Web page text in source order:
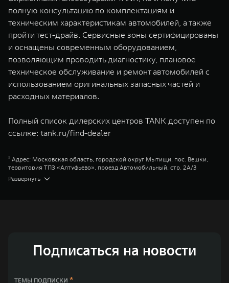
полную консультацию по комплектациям и
техническим характеристикам автомобилей, а также
пройти тест-драйв. Сервисные зоны сертифицированы
и оснащены современным оборудованием,
позволяющим проводить диагностику, плановое
техническое обслуживание и ремонт автомобилей с
использованием оригинальных запасных частей и
расходных материалов.
Полный список дилерских центров TANK доступен по
ссылке: tank.ru/find-dealer
¹ Адрес: Московская область, городской округ Мытищи, пос. Вешки,
территория ТПЗ «Алтуфьево», проезд Автомобильный, стр. 2А/3
² Адрес: Ростовская область, г. Аксай, Аксайский проспект, д. 12В
³ Адрес: Республика Татарстан, г. Казань, ул. Московская, д. 20
Значительная доля инвестиций GWM сосредоточена на
конструкторских разработках автомобилей и силовых агрегатов,
Развернуть
Подписаться на новости
ТЕМЫ ПОДПИСКИ *